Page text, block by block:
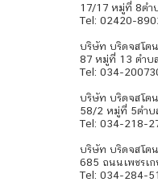
17/17 หมู่ที่ 8ตำ
Tel: 02420-
บริษัท บริดจสโต
87 หมู่ที่ 13 ตำบ
Tel: 034-
บริษัท บริดจสโต
58/2 หมู่ที่ 5ตำบ
Tel: 034-218-
บริษัท บริดจสโต
685 ถนนเพชรเก
Tel: 034-284-